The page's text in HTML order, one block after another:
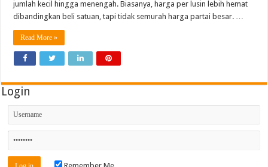
jumlah kecil hingga menengah. Biasanya, harga per lusin lebih hemat
dibandingkan beli satuan, tapi tidak semurah harga partai besar. …
Read More »
Login